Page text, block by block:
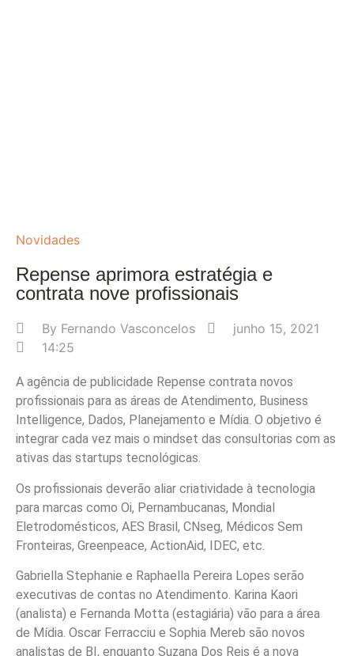
Novidades
Repense aprimora estratégia e
contrata nove profissionais
By Fernando Vasconcelos
junho 15, 2021
14:25
A agência de publicidade Repense contrata novos
profissionais para as áreas de Atendimento, Business
Intelligence, Dados, Planejamento e Mídia. O objetivo é
integrar cada vez mais o mindset das consultorias com as
ativas das startups tecnológicas.
Os profissionais deverão aliar criatividade à tecnologia
para marcas como Oi, Pernambucanas, Mondial
Eletrodomésticos, AES Brasil, CNseg, Médicos Sem
Fronteiras, Greenpeace, ActionAid, IDEC, etc.
Gabriella Stephanie e Raphaella Pereira Lopes serão
executivas de contas no Atendimento. Karina Kaori
(analista) e Fernanda Motta (estagiária) vão para a área
de Mídia. Oscar Ferracciu e Sophia Mereb são novos
analistas de BI, enquanto Suzana Dos Reis é a nova